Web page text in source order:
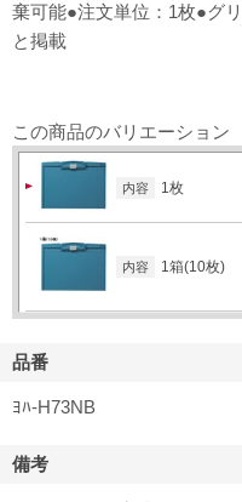
棄可能●注文単位：1枚●グ
と掲載
この商品のバリエーション
内容 1枚
内容 1箱(10枚)
品番
ﾖﾊ-H73NB
備考